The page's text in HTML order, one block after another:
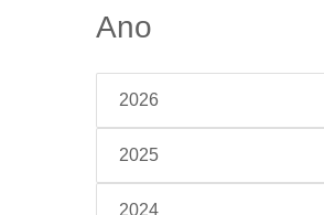
Ano
2026
2025
2024